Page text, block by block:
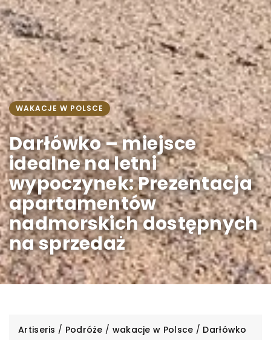
WAKACJE W POLSCE
Darłówko – miejsce
idealne na letni
wypoczynek: Prezentacja
apartamentów
nadmorskich dostępnych
na sprzedaż
Artiseris / Podróże / wakacje w Polsce / Darłówko